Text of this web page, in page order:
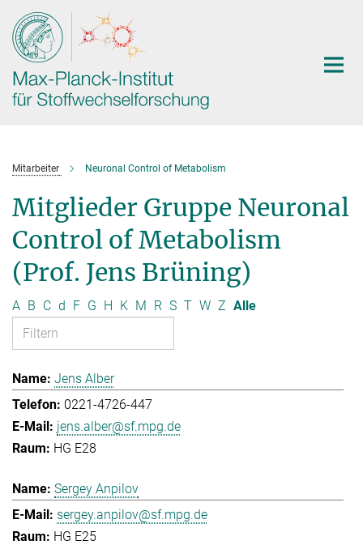
Hauptinhalt
Mitarbeiter Neuronal Control of Metabolism
Mitglieder Gruppe Neuronal
Control of Metabolism
(Prof. Jens Brüning)
A B C d F G H K M R S T W Z Alle
Jens Alber
0221-4726-447
jens.alber@sf.mpg.de
HG E28
Sergey Anpilov
sergey.anpilov@sf.mpg.de
HG E25